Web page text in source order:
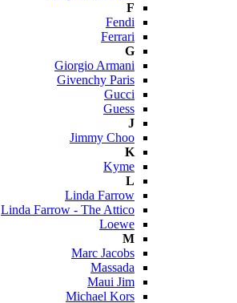
F
Fendi
Ferrari
G
Giorgio Armani
Givenchy Paris
Gucci
Guess
J
Jimmy Choo
K
Kyme
L
Linda Farrow
Linda Farrow - The Attico
Loewe
M
Marc Jacobs
Massada
Maui Jim
Michael Kors